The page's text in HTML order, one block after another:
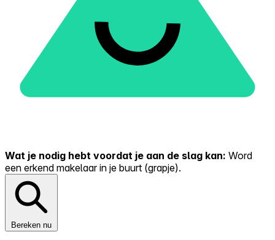
Wat je nodig hebt voordat je aan de slag kan: Word
een erkend makelaar in je buurt (grapje).
Bereken nu